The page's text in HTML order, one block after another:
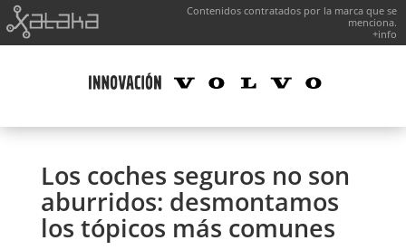
Contenidos contratados por la marca que se
menciona.
+info
Los coches seguros no son
aburridos: desmontamos
los tópicos más comunes